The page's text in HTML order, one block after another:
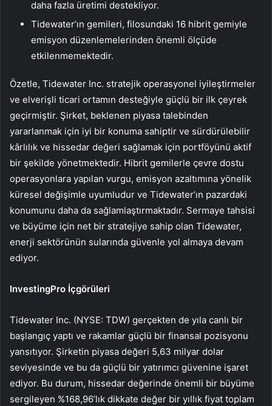
daha fazla üretimi destekliyor.
Tidewater’ın gemileri, filosundaki 16 hibrit gemiyle
emisyon düzenlemelerinden önemli ölçüde
etkilenmemektedir.
Özetle, Tidewater Inc. stratejik operasyonel iyileştirmeler
ve elverişli ticari ortamın desteğiyle güçlü bir ilk çeyrek
geçirmiştir. Şirket, beklenen piyasa talebinden
yararlanmak için iyi bir konuma sahiptir ve sürdürülebilir
kârlılık ve hissedar değeri sağlamak için portföyünü aktif
bir şekilde yönetmektedir. Hibrit gemilerle çevre dostu
operasyonlara yapılan vurgu, emisyon azaltımına yönelik
küresel değişimle uyumludur ve Tidewater’ın pazardaki
konumunu daha da sağlamlaştırmaktadır. Sermaye tahsisi
ve büyüme için net bir stratejiye sahip olan Tidewater,
enerji sektörünün sularında güvenle yol almaya devam
ediyor.
InvestingPro İçgörüleri
Tidewater Inc. (NYSE: TDW) gerçekten de yıla canlı bir
başlangıç yaptı ve rakamlar güçlü bir finansal pozisyonu
yansıtıyor. Şirketin piyasa değeri 5,63 milyar dolar
seviyesinde ve bu da güçlü bir yatırımcı güvenine işaret
ediyor. Bu durum, hissedar değerinde önemli bir büyüme
sergileyen %168,96’lık dikkate değer bir yıllık fiyat toplam